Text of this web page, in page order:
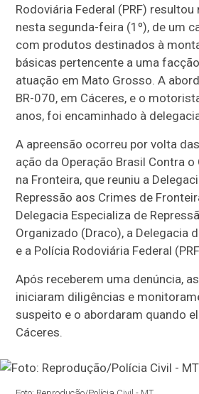
Rodoviária Federal (PRF) resultou
nesta segunda-feira (1º), de um
com produtos destinados à
básicas pertencente a uma
atuação em Mato Grosso. A
BR-070, em Cáceres, e o
anos, foi encaminhado à
A apreensão ocorreu por volta
ação da Operação Brasil Contra
na Fronteira, que reuniu a
Repressão aos Crimes de
Delegacia Especializa de
Organizado (Draco), a Delegacia
e a Polícia Rodoviária Federal
Após receberem uma denúncia,
iniciaram diligências e
suspeito e o abordaram quando
Cáceres.